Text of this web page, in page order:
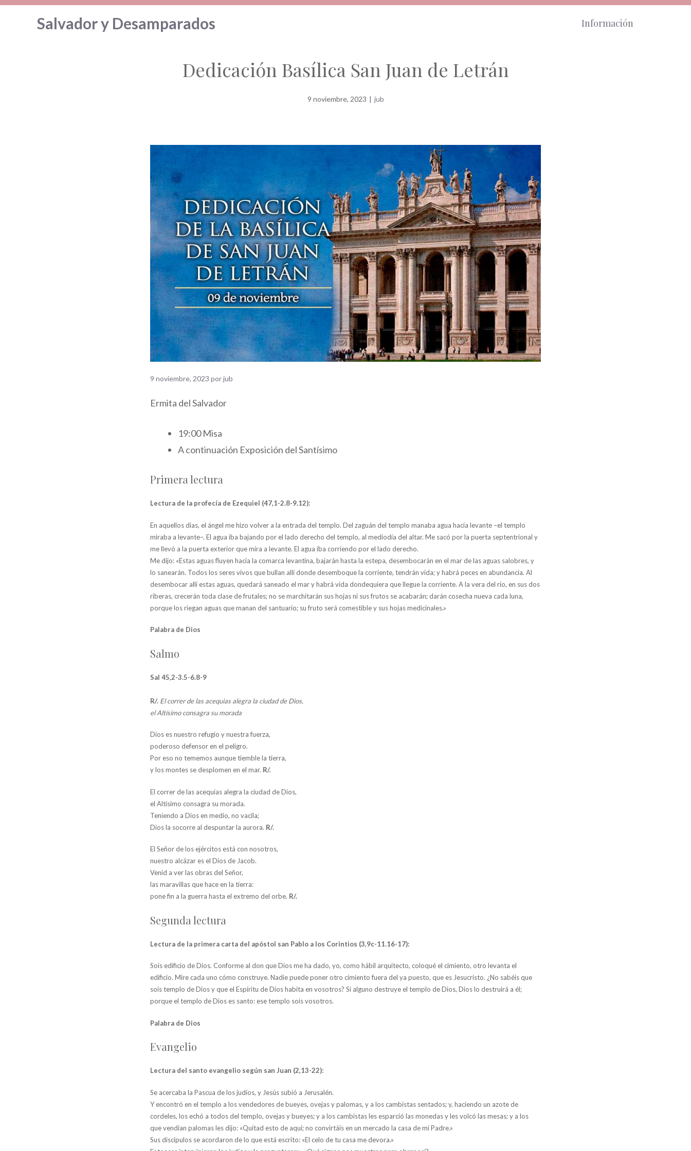
Saltar
Salvador y Desamparados Información
Dedicación Basílica San Juan de Letrán
9 noviembre, 2023 | jub
9 noviembre, 2023 porjub
Ermita del Salvador
19:00 Misa
A continuación Exposición del Santísimo
Primera lectura
Lectura de la profecía de Ezequiel (47,1-2.8-9.12):
En aquellos días, el ángel me hizo volver a la entrada del templo. Del zaguán del templo manaba agua hacia levante –el templo
miraba a levante–. El agua iba bajando por el lado derecho del templo, al mediodía del altar. Me sacó por la puerta septentrional y
me llevó a la puerta exterior que mira a levante. El agua iba corriendo por el lado derecho.
Me dijo: «Estas aguas fluyen hacia la comarca levantina, bajarán hasta la estepa, desembocarán en el mar de las aguas salobres, y
lo sanearán. Todos los seres vivos que bullan allí donde desemboque la corriente, tendrán vida; y habrá peces en abundancia. Al
desembocar allí estas aguas, quedará saneado el mar y habrá vida dondequiera que llegue la corriente. A la vera del río, en sus dos
riberas, crecerán toda clase de frutales; no se marchitarán sus hojas ni sus frutos se acabarán; darán cosecha nueva cada luna,
porque los riegan aguas que manan del santuario; su fruto será comestible y sus hojas medicinales.»
Palabra de Dios
Salmo
Sal 45,2-3.5-6.8-9
R/. El correr de las acequias alegra la ciudad de Dios,
el Altísimo consagra su morada
Dios es nuestro refugio y nuestra fuerza,
poderoso defensor en el peligro.
Por eso no tememos aunque tiemble la tierra,
y los montes se desplomen en el mar. R/.
El correr de las acequias alegra la ciudad de Dios,
el Altísimo consagra su morada.
Teniendo a Dios en medio, no vacila;
Dios la socorre al despuntar la aurora. R/.
El Señor de los ejércitos está con nosotros,
nuestro alcázar es el Dios de Jacob.
Venid a ver las obras del Señor,
las maravillas que hace en la tierra:
pone fin a la guerra hasta el extremo del orbe. R/.
Segunda lectura
Lectura de la primera carta del apóstol san Pablo a los Corintios (3,9c-11.16-17):
Sois edificio de Dios. Conforme al don que Dios me ha dado, yo, como hábil arquitecto, coloqué el cimiento, otro levanta el
edificio. Mire cada uno cómo construye. Nadie puede poner otro cimiento fuera del ya puesto, que es Jesucristo. ¿No sabéis que
sois templo de Dios y que el Espíritu de Dios habita en vosotros? Si alguno destruye el templo de Dios, Dios lo destruirá a él;
porque el templo de Dios es santo: ese templo sois vosotros.
Palabra de Dios
Evangelio
Lectura del santo evangelio según san Juan (2,13-22):
Se acercaba la Pascua de los judíos, y Jesús subió a Jerusalén.
Y encontró en el templo a los vendedores de bueyes, ovejas y palomas, y a los cambistas sentados; y, haciendo un azote de
cordeles, los echó a todos del templo, ovejas y bueyes; y a los cambistas les esparció las monedas y les volcó las mesas; y a los
que vendían palomas les dijo: «Quitad esto de aquí; no convirtáis en un mercado la casa de mi Padre.»
Sus discípulos se acordaron de lo que está escrito: «El celo de tu casa me devora.»